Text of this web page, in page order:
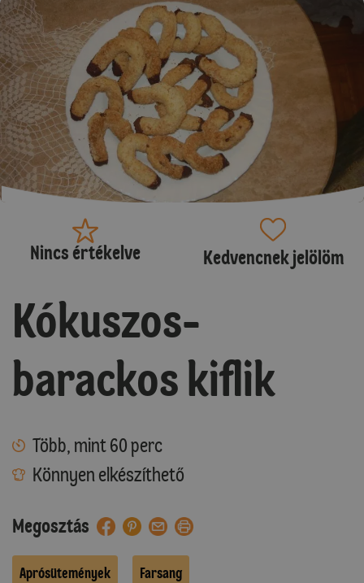
Nincs értékelve Kedvencnek jelölöm
Kókuszos-
barackos kiflik
Több, mint 60 perc
Könnyen elkészíthető
Megosztás
Aprósütemények Farsang